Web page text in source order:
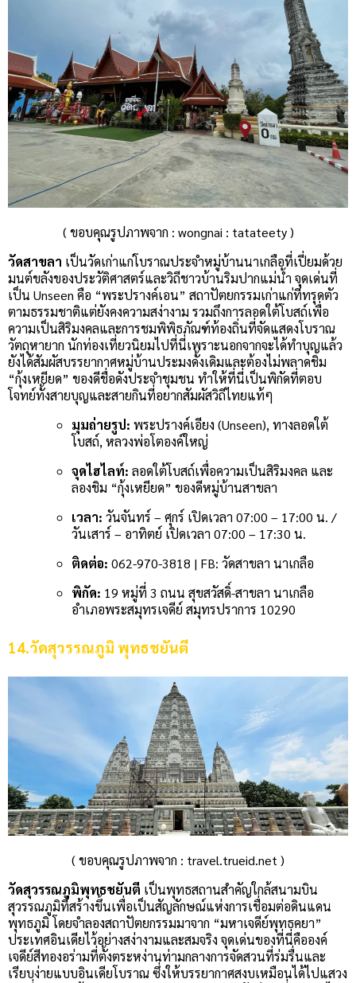
( ขอบคุณรูปภาพจาก : wongnai : tatateety )
วัดสาขลา เป็นวัดเก่าแก่โบราณประจำหมู่บ้านนาเกลือที่เปี่ยมด้วย
มนต์ขลังของประวัติศาสตร์และวิถีชาวบ้านริมปากแม่น้ำ จุดเด่นที่
เป็น Unseen คือ “พระปรางค์เอน” สถาปัตยกรรมเก่าแก่ที่ทรุดตัว
ตามธรรมชาติแต่ยังคงความสง่างาม รวมถึงการลอดใต้โบสถ์เพื่อ
ความเป็นสิริมงคลและการชมพิพิธภัณฑ์ท้องถิ่นที่จัดแสดงโบราณ
วัตถุหายาก นักท่องเที่ยวนิยมไปที่นี่เพราะนอกจากจะได้ทำบุญแล้ว
ยังได้สัมผัสบรรยากาศหมู่บ้านประมงดั้งเดิมและต้องไม่พลาดชิม
“กุ้งเหยียด” ของดีชื่อดังประจำชุมชน ทำให้ที่นี่เป็นพิกัดที่ตอบ
โจทย์ทั้งสายบุญและสายกินที่อยากสัมผัสวิถีไทยแท้ๆ
มุมถ่ายรูป: พระปรางค์เอียง (Unseen), ทางลอดใต้
โบสถ์, หลวงพ่อโตองค์ใหญ่
จุดไฮไลท์: ลอดใต้โบสถ์เพื่อความเป็นสิริมงคล และ
ลองชิม “กุ้งเหยียด” ของดีหมู่บ้านสาขลา
เวลา: วันจันทร์ – ศุกร์ เปิดเวลา 07:00 – 17:00 น. /
วันเสาร์ – อาทิตย์ เปิดเวลา 07:00 – 17:30 น.
ติดต่อ: 062-970-3818 | FB: วัดสาขลา นาเกลือ
พิกัด: 19 หมู่ที่ 3 ถนน สุขสวัสดิ์-สาขลา นาเกลือ
อำเภอพระสมุทรเจดีย์ สมุทรปราการ 10290
14.วัดสุวรรณภูมิ พุทธชยันตี
( ขอบคุณรูปภาพจาก : travel.trueid.net )
วัดสุวรรณภูมิพุทธชยันตี เป็นพุทธสถานสำคัญใกล้สนามบิน
สุวรรณภูมิที่สร้างขึ้นเพื่อเป็นสัญลักษณ์แห่งการเชื่อมต่อดินแดน
พุทธภูมิ โดยจำลองสถาปัตยกรรมมาจาก “มหาเจดีย์พุทธคยา”
ประเทศอินเดียไว้อย่างสง่างามและสมจริง จุดเด่นของที่นี่คือองค์
เจดีย์สีทองอร่ามที่ตั้งตระหง่านท่ามกลางการจัดสวนที่ร่มรื่นและ
เรียบง่ายแบบอินเดียโบราณ ซึ่งให้บรรยากาศสงบเหมือนได้ไปแสวง